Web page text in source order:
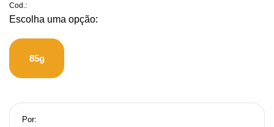
Cod.:
85g
Por: